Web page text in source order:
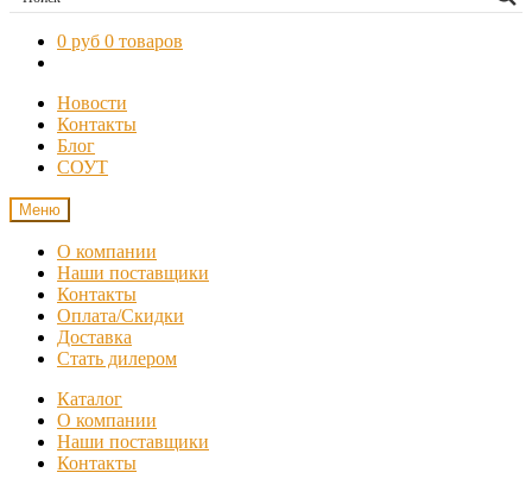
0 руб 0 товаров
Новости
Контакты
Блог
СОУТ
Меню
О компании
Наши поставщики
Контакты
Оплата/Скидки
Доставка
Стать дилером
Каталог
О компании
Наши поставщики
Контакты